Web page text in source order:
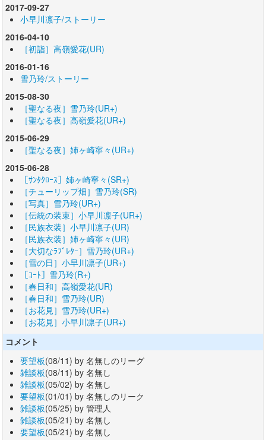
2017-09-27
小早川凛子/ストーリー
2016-04-10
［初詣］高嶺愛花(UR)
2016-01-16
雪乃玲/ストーリー
2015-08-30
［聖なる夜］雪乃玲(UR+)
［聖なる夜］高嶺愛花(UR+)
2015-06-29
［聖なる夜］姉ヶ崎寧々(UR+)
2015-06-28
［ｻﾝﾀｸﾛｰｽ］姉ヶ崎寧々(SR+)
［チューリップ畑］雪乃玲(SR)
［写真］雪乃玲(UR+)
［伝統の装束］小早川凛子(UR+)
［民族衣装］小早川凛子(UR)
［民族衣装］姉ヶ崎寧々(UR)
［大切なﾗﾌﾞﾚﾀｰ］雪乃玲(UR+)
［雪の日］小早川凛子(UR+)
［ｺｰﾄ］雪乃玲(R+)
［春日和］高嶺愛花(UR)
［春日和］雪乃玲(UR)
［お花見］雪乃玲(UR+)
［お花見］小早川凛子(UR+)
コメント
要望板(08/11) by 名無しのリーグ
雑談板(08/11) by 名無し
雑談板(05/02) by 名無し
要望板(01/01) by 名無しのリーク
雑談板(05/25) by 管理人
雑談板(05/21) by 名無し
要望板(05/21) by 名無し